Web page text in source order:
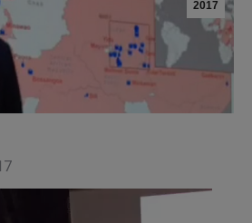
2017